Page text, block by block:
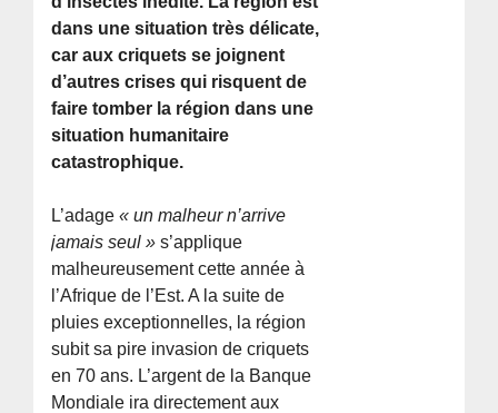
dans une situation très délicate,
car aux criquets se joignent
d’autres crises qui risquent de
faire tomber la région dans une
situation humanitaire
catastrophique.
L’adage« un malheur n’arrive
jamais seul » s’applique
malheureusement cette année à
l’Afrique de l’Est. A la suite de
pluies exceptionnelles, la région
subit sa pire invasion de criquets
en 70 ans. L’argent de la Banque
Mondiale ira directement aux